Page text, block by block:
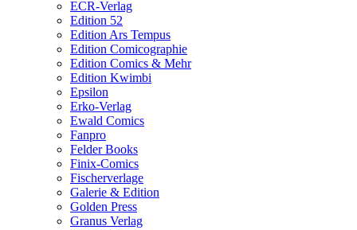
ECR-Verlag
Edition 52
Edition Ars Tempus
Edition Comicographie
Edition Comics & Mehr
Edition Kwimbi
Epsilon
Erko-Verlag
Ewald Comics
Fanpro
Felder Books
Finix-Comics
Fischerverlage
Galerie & Edition
Golden Press
Granus Verlag